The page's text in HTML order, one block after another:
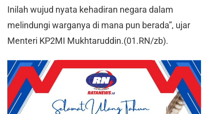
Inilah wujud nyata kehadiran negara dalam
melindungi warganya di mana pun berada”, ujar
Menteri KP2MI Mukhtaruddin.(01.RN/zb).